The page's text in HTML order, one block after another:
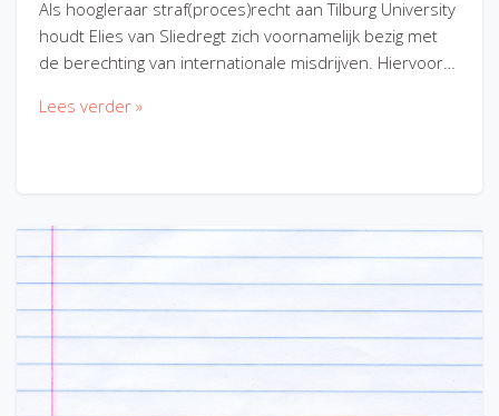
Als hoogleraar straf(proces)recht aan Tilburg University
houdt Elies van Sliedregt zich voornamelijk bezig met
de berechting van internationale misdrijven. Hiervoor…
Lees verder »